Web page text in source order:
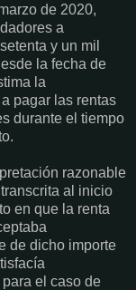
de 2020,
a
y un mil
la fecha de
la
pagar las rentas
durante el tiempo
razonable
al inicio
en que la renta
de dicho importe
el caso de